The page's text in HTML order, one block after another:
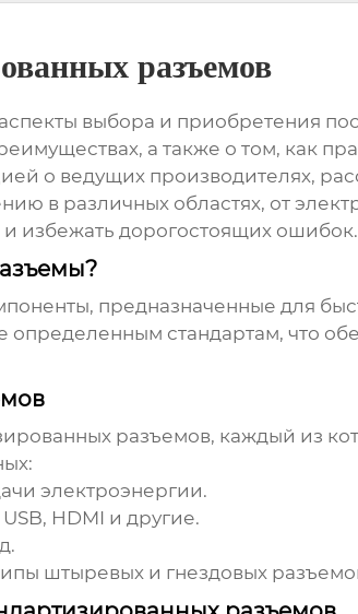
разъемов
выбора и приобретения
а также о том, как
о ведущих производителях,
в различных областях, от
избежать дорогостоящих ошибок.
предназначенные для
определенным стандартам, что
разъемов, каждый из
электроэнергии.
HDMI и другие.
штыревых и гнездовых